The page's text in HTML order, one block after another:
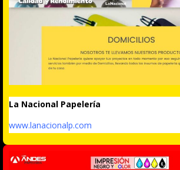
La Nacional Papelería
www.lanacionalp.com